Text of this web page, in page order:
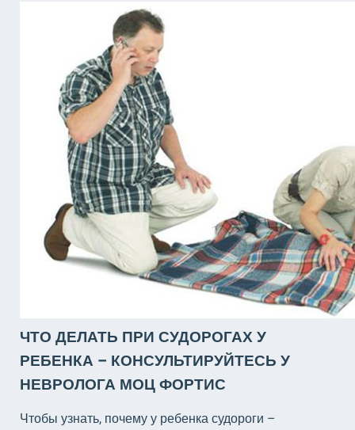
ЧТО ДЕЛАТЬ ПРИ СУДОРОГАХ У
РЕБЕНКА – КОНСУЛЬТИРУЙТЕСЬ У
НЕВРОЛОГА МОЦ ФОРТИС
Чтобы узнать, почему у ребенка судороги –